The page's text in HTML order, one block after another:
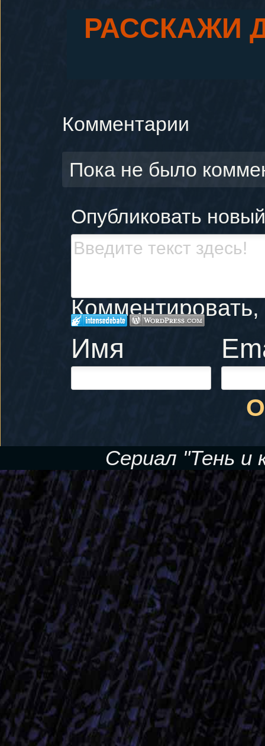
РАССКАЖИ
Комментарии
Пока не было
Опубликовать
Комментировать,
Имя
Сериал "Тень и